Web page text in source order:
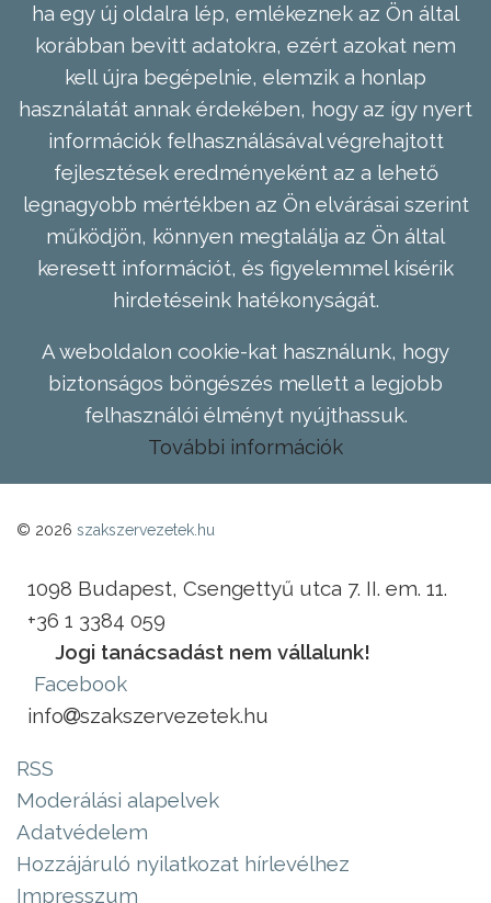
ha egy új oldalra lép, emlékeznek az Ön által
korábban bevitt adatokra, ezért azokat nem
kell újra begépelnie, elemzik a honlap
használatát annak érdekében, hogy az így nyert
információk felhasználásával végrehajtott
fejlesztések eredményeként az a lehető
legnagyobb mértékben az Ön elvárásai szerint
működjön, könnyen megtalálja az Ön által
keresett információt, és figyelemmel kísérik
hirdetéseink hatékonyságát.
A weboldalon cookie-kat használunk, hogy
biztonságos böngészés mellett a legjobb
felhasználói élményt nyújthassuk.
További információk
© 2026 szakszervezetek.hu
1098 Budapest, Csengettyű utca 7. II. em. 11.
+36 1 3384 059
Jogi tanácsadást nem vállalunk!
Facebook
info
szakszervezetek.hu
RSS
Moderálási alapelvek
Adatvédelem
Hozzájáruló nyilatkozat hírlevélhez
Impresszum